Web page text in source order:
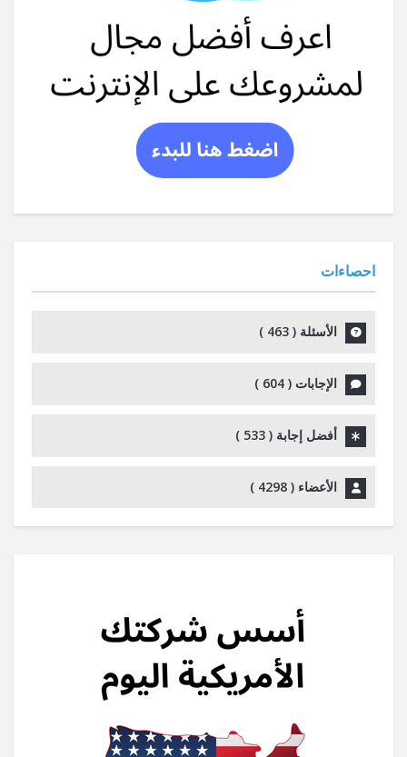
احصاءات
الأسئلة ( 463
)
الإجابات ( 604
)
أفضل إجابة ( 533
)
الأعضاء ( 4298
)